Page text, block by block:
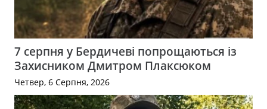
7 серпня у Бердичеві попрощаються із
Захисником Дмитром Плаксюком
Четвер, 6 Серпня, 2026